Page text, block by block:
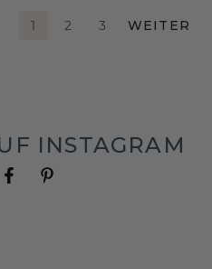
1 2 3 WEITER
INSTAGRAM